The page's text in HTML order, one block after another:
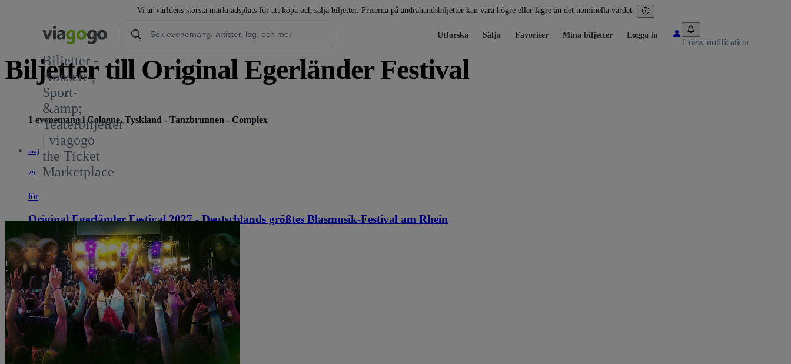
Vi är världens största marknadsplats för att köpa och sälja biljetter. Priserna på andrahandsbiljetter kan vara högre eller lägre än det nominella värdet.
Biljetter -
Konsert-,
Sport-
&amp;
Teaterbiljetter
| viagogo
the Ticket
Marketplace
Utforska Sälja Favoriter Mina biljetter Logga in
1 new notification
Biljetter till Original Egerländer Festival
1 evenemang i Cologne, Tyskland - Tanzbrunnen - Complex
maj
29
lör
Original Egerländer Festival 2027 - Deutschlands größtes Blasmusik-Festival am Rhein
12:30 Cologne, TysklandTanzbrunnen - Complex
Tanzbrunnen - Complex
Se biljetter